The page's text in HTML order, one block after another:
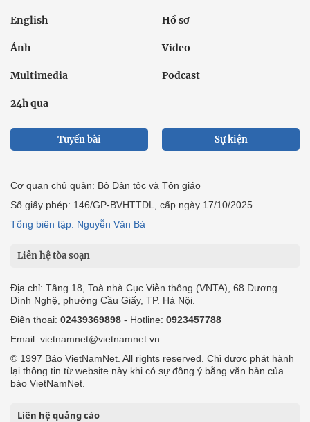
English Hồ sơ
Ảnh Video
Multimedia Podcast
24h qua
Tuyến bài Sự kiện
Cơ quan chủ quản: Bộ Dân tộc và Tôn giáo
Số giấy phép: 146/GP-BVHTTDL, cấp ngày 17/10/2025
Tổng biên tập: Nguyễn Văn Bá
Liên hệ tòa soạn
Địa chỉ: Tầng 18, Toà nhà Cục Viễn thông (VNTA), 68 Dương
Đình Nghệ, phường Cầu Giấy, TP. Hà Nội.
Điện thoại: 02439369898 - Hotline: 0923457788
Email: vietnamnet@vietnamnet.vn
© 1997 Báo VietNamNet. All rights reserved. Chỉ được phát hành
lại thông tin từ website này khi có sự đồng ý bằng văn bản của
báo VietNamNet.
Liên hệ quảng cáo